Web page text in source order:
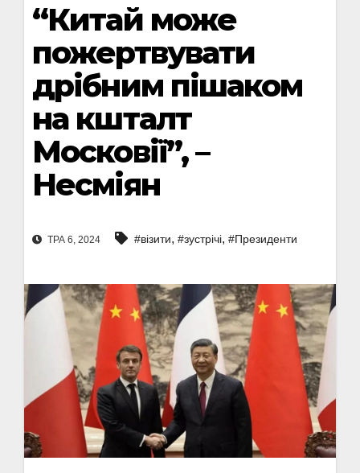
“Китай може
пожертвувати
дрібним пішаком
на кшталт
Московії”, –
Несміян
ТРА 6, 2024 #візити, #зустрічі, #Президенти